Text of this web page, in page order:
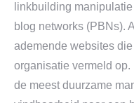
linkbuilding
blog networks (PBNs).
ademende websites
organisatie vermeld
de meest duurzame